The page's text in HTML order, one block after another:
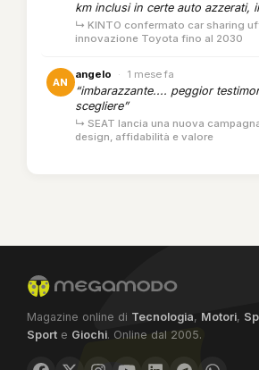
km inclusi in certe auto azzerati,
↳ KINTO confermato car sharing
innovazione Toyota fino al 2030
AN
angelo · 1 mese fa
“imbarazzante.... peggior
scegliere”
↳ SEAT lancia una nuova
design, affidabilità e valore
Magazine online di Tecnologia, Motori,
Sport e Giochi. Online dal 2005.